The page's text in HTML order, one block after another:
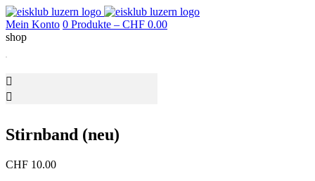
Mein Konto 0 Produkte – CHF 0.00
shop
Stirnband (neu)
CHF 10.00